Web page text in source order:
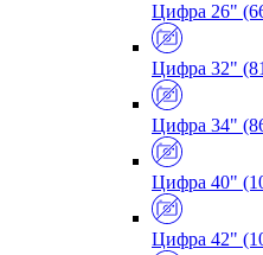
Цифра 26"
Цифра 32"
Цифра 34"
Цифра 40"
Цифра 42"